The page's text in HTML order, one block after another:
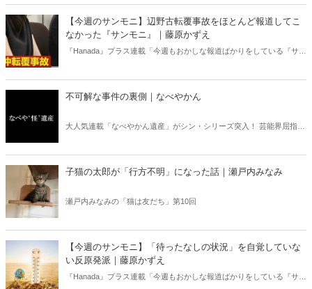
ある。元月刊『Hanada』編集部員のライター・梶原がお送りする時事
書評！
【今週のサンモニ】辺野古転覆事故をほとんど報道してこ
なかった『サンモニ』｜藤原かずえ
『Hanada』プラス連載「今週もおかしな報道ばかりをしている『サン
不可解な事件の裏側｜なべやかん
大人気連載「なべやかん遺産」がシン・シリーズ突入！ 芸能界屈指の
信じるか信じないかは、あなた次第！ 芸能ニュース
子猫の太郎が「行方不明」になった話｜瀬戸内みなみ
瀬戸内みなみの「猫は友だち」第10回
【今週のサンモニ】「待ったなしの状況」を自覚していな
い反原発派｜藤原かずえ
『Hanada』プラス連載「今週もおかしな報道ばかりをしている『サン